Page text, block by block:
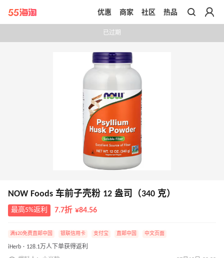
带你去官网买正品
优惠 商家 社区 热品
已过期
NOW Foods 车前子壳粉 12 盎司（340 克）
最高5%返利 7.7折 ¥84.56
满$20免费直邮中国 银联信用卡 支付宝 直邮中国 中文页面
iHerb · 128.1万人下单获得返利